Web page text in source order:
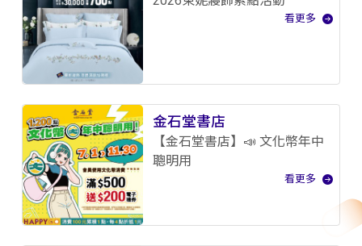
看更多
金石堂書店
【金石堂書店】📣 文化幣年中
聰明用
看更多